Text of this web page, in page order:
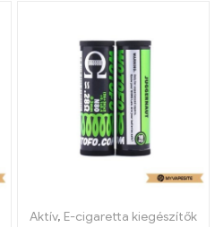
Aktív, E-cigaretta kiegészítők